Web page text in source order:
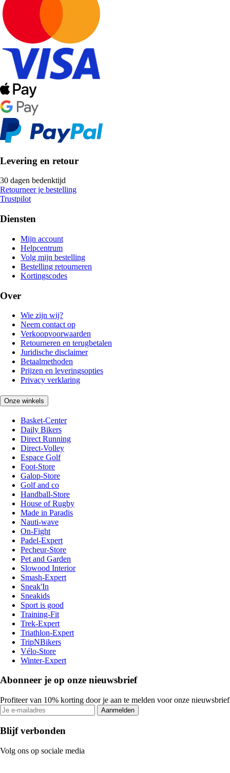
Levering en retour
30 dagen bedenktijd
Retourneer je bestelling
Trustpilot
Diensten
Mijn account
Helpcentrum
Volg mijn bestelling
Bestelling retourneren
Kortingscodes
Over
Wie zijn wij?
Neem contact op
Verkoopvoorwaarden
Retourneren en terugbetalen
Juridische disclaimer
Betaalmethoden
Prijzen en leveringsopties
Privacy verklaring
Onze winkels
Basket-Center
Daily Bikers
Direct Running
Direct-Volley
Espace Golf
Foot-Store
Galop-Store
Golf and co
Handball-Store
House of Rugby
Made in Paradis
Nauti-wave
On-Fight
Padel-Expert
Pecheur-Store
Pet and Garden
Slowood Interior
Smash-Expert
Sneak'In
Sneakids
Sport is good
Training-Fit
Trek-Expert
Triathlon-Expert
TripNBikers
Vélo-Store
Winter-Expert
Abonneer je op onze nieuwsbrief
Profiteer van 10% korting door je aan te melden voor onze nieuwsbrief
Aanmelden
Blijf verbonden
Volg ons op sociale media